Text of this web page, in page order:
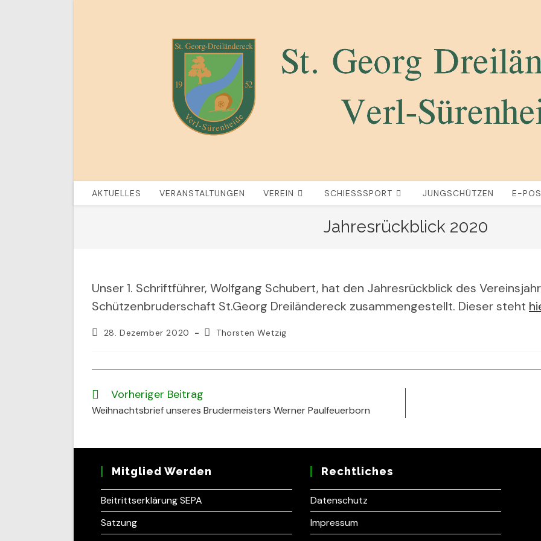
AKTUELLES VERANSTALTUNGEN VEREIN SCHIESSSPORT JUNGSCHÜTZEN E-
Jahresrückblick 2020
Unser 1. Schriftführer, Wolfgang Schubert, hat den Jahresrückblick des
Schützenbruderschaft St.Georg Dreiländereck zusammengestellt. Dieser steht
Beitrag
28. Dezember 2020
Beitrags-
Thorsten Wetzig
Weitere
Artikel
Vorheriger Beitrag
Weihnachtsbrief unseres Brudermeisters Werner Paulfeuerborn
Mitglied Werden
Beitrittserklärung SEPA
Satzung
Rechtliches
Datenschutz
Impressum